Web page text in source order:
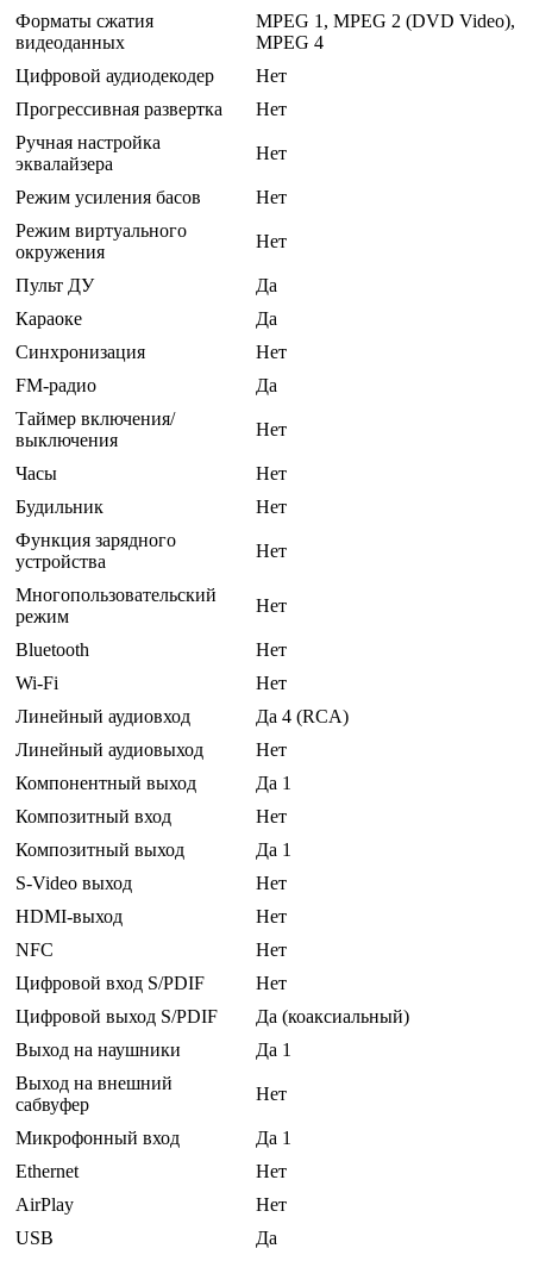
Форматы сжатия
видеоданных
MPEG 1, MPEG 2 (DVD Video),
MPEG 4
Цифровой аудиодекодер
Нет
Прогрессивная развертка
Нет
Ручная настройка
эквалайзера
Нет
Режим усиления басов
Нет
Режим виртуального
окружения
Нет
Пульт ДУ
Да
Караоке
Да
Синхронизация
Нет
FM-радио
Да
Таймер включения/
выключения
Нет
Часы
Нет
Будильник
Нет
Функция зарядного
устройства
Нет
Многопользовательский
режим
Нет
Bluetooth
Нет
Wi-Fi
Нет
Линейный аудиовход
Да 4 (RCA)
Линейный аудиовыход
Нет
Компонентный выход
Да 1
Композитный вход
Нет
Композитный выход
Да 1
S-Video выход
Нет
HDMI-выход
Нет
NFC
Нет
Цифровой вход S/PDIF
Нет
Цифровой выход S/PDIF
Да (коаксиальный)
Выход на наушники
Да 1
Выход на внешний
сабвуфер
Нет
Микрофонный вход
Да 1
Ethernet
Нет
AirPlay
Нет
USB
Да